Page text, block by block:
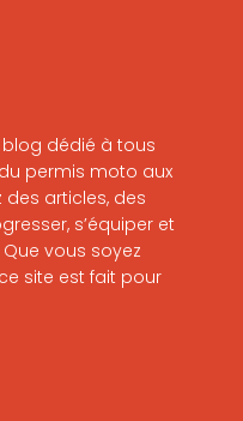
dédié à tous
permis moto aux
des articles, des
s’équiper et
vous soyez
site est fait pour